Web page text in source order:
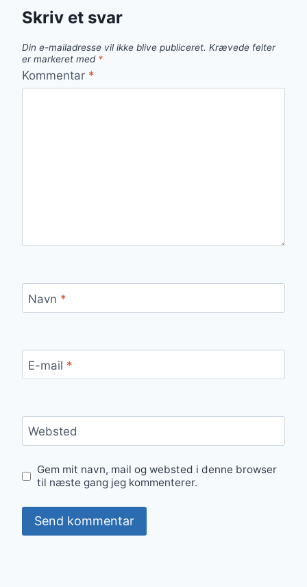
Skriv et svar
Din e-mailadresse vil ikke blive publiceret. Krævede felter
er markeret med *
Kommentar *
Navn *
E-mail *
Websted
Gem mit navn, mail og websted i denne browser
til næste gang jeg kommenterer.